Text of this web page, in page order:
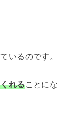
いるのです。
れることにな